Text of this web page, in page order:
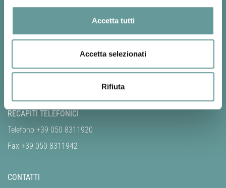
Accetta tutti
Accetta selezionati
Rifiuta
Via Cesare Battisti, 53
RECAPITI TELEFONICI
Telefono +39 050 8311920
Fax +39 050 8311942
CONTATTI